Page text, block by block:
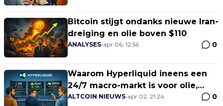
Bitcoin stijgt ondanks nieuwe Iran-
dreiging en olie boven $110
ANALYSES•apr 06, 12:56 0
Waarom Hyperliquid ineens een
24/7 macro-markt is voor olie,
goud en zilver
ALTCOIN NIEUWS•apr 02, 21:24 0